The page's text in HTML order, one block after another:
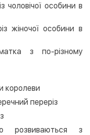
чоловічої особини в
жіночої особини в
з по-різному
королеви
переріз
розвиваються з